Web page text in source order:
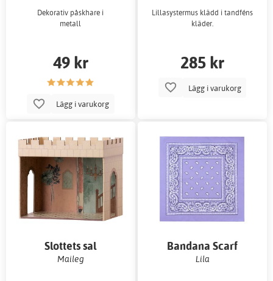
Dekorativ påskhare i
metall
49 kr
Lägg i varukorg
Lillasystermus klädd i tandféns
kläder.
285 kr
Lägg i varukorg
Slottets sal
Maileg
Bandana Scarf
Lila